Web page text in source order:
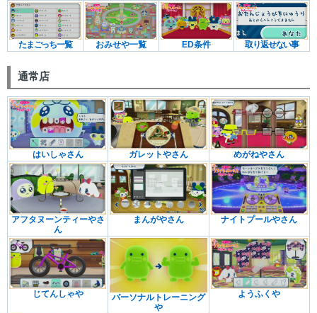
たまごっち一覧 おみせや一覧 ED条件 取り返せない事
通常店
はいしゃさん ガレットやさん めがねやさん
アフタヌーンティーやさ
ん
まんがやさん ナイトプールやさん
じてんしゃや
パーソナルトレーニング
や
ようふくや